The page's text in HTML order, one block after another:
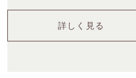
詳しく見る